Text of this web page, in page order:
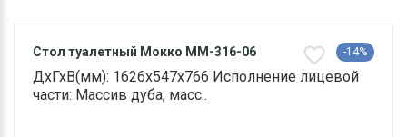
Стол туалетный Мокко ММ-316-06 -14%
ДхГхВ(мм): 1626х547х766 Исполнение лицевой
части: Массив дуба, масс..